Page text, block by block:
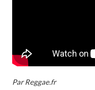
Par Reggae.fr